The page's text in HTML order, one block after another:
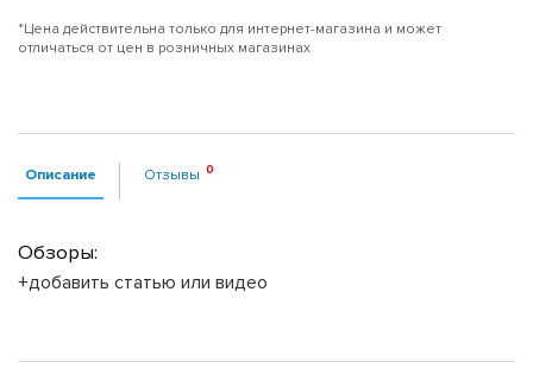
*Цена действительна только для интернет-магазина и может
отличаться от цен в розничных магазинах
Описание Отзывы
Обзоры:
+добавить статью или видео